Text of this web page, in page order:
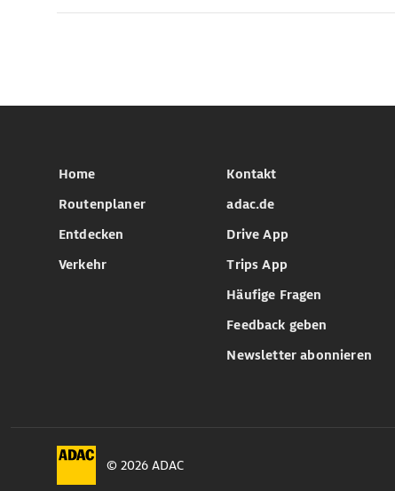
Home
Routenplaner
Entdecken
Verkehr
Kontakt
adac.de
Drive App
Trips App
Häufige Fragen
Feedback geben
Newsletter abonnieren
© 2026 ADAC